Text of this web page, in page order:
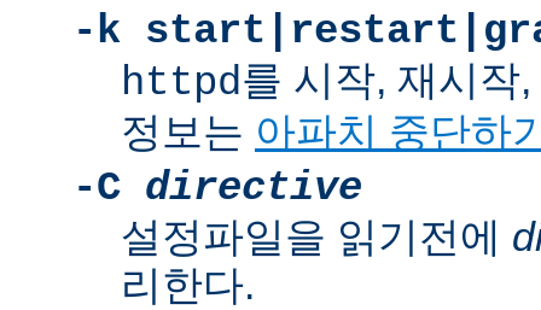
-k
httpd를 시작, 재시작
정보는 아파치 중단하
-C directive
설정파일을 읽기전에
리한다.